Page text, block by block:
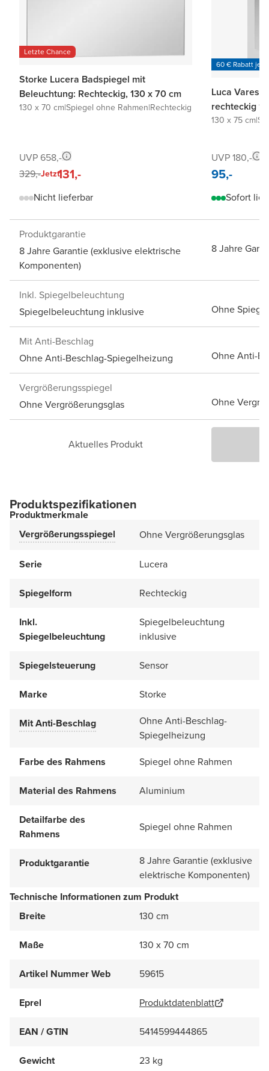
Letzte Chance
Storke Lucera Badspiegel mit
Beleuchtung: Rechteckig, 130 x 70 cm
130 x 70 cm|Spiegel ohne Rahmen|Rechteckig
UVP 658,-
329,-Jetzt131,-
Nicht lieferbar
60 € Rabatt je
Luca Varess
rechteckig
130 x 75 cm|
UVP 180,-
95,-
Sofort
Produktgarantie
8 Jahre Garantie (exklusive elektrische
Komponenten)
8 Jahre
Inkl. Spiegelbeleuchtung
Spiegelbeleuchtung inklusive
Ohne
Mit Anti-Beschlag
Ohne Anti-Beschlag-Spiegelheizung
Ohne Anti-
Vergrößerungsspiegel
Ohne Vergrößerungsglas
Ohne
Aktuelles Produkt
Produktspezifikationen
Produktmerkmale
Vergrößerungsspiegel
Ohne Vergrößerungsglas
Serie Lucera
Spiegelform Rechteckig
Inkl.
Spiegelbeleuchtung
Spiegelbeleuchtung
inklusive
Spiegelsteuerung Sensor
Marke Storke
Mit Anti-Beschlag
Ohne Anti-Beschlag-
Spiegelheizung
Farbe des Rahmens
Spiegel ohne Rahmen
Material des Rahmens Aluminium
Detailfarbe des
Rahmens
Spiegel ohne Rahmen
Produktgarantie
8 Jahre Garantie (exklusive
elektrische Komponenten)
Technische Informationen zum Produkt
Breite
130 cm
Maße 130 x 70 cm
Artikel Nummer Web 59615
Eprel Produktdatenblatt
EAN / GTIN 5414599444865
Gewicht 23 kg